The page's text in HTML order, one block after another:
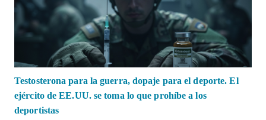
Testosterona para la guerra, dopaje para el deporte. El
ejército de EE.UU. se toma lo que prohíbe a los
deportistas